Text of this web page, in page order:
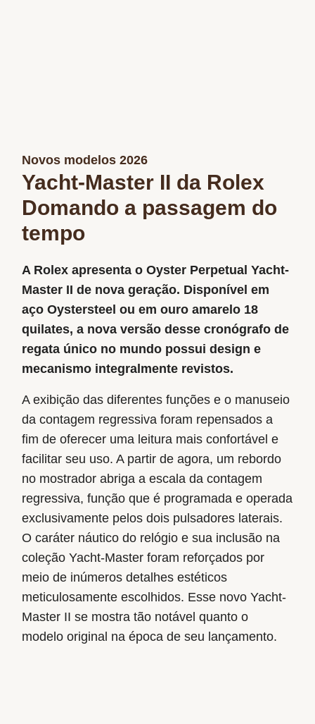
Novos modelos 2026
Yacht-Master II da Rolex
Domando a passagem do
tempo
A Rolex apresenta o Oyster Perpetual Yacht-
Master II de nova geração. Disponível em
aço Oystersteel ou em ouro amarelo 18
quilates, a nova versão desse cronógrafo de
regata único no mundo possui design e
mecanismo integralmente revistos.
A exibição das diferentes funções e o manuseio
da contagem regressiva foram repensados a
fim de oferecer uma leitura mais confortável e
facilitar seu uso. A partir de agora, um rebordo
no mostrador abriga a escala da contagem
regressiva, função que é programada e operada
exclusivamente pelos dois pulsadores laterais.
O caráter náutico do relógio e sua inclusão na
coleção Yacht-Master foram reforçados por
meio de inúmeros detalhes estéticos
meticulosamente escolhidos. Esse novo Yacht-
Master II se mostra tão notável quanto o
modelo original na época de seu lançamento.